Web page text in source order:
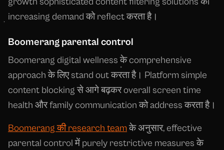
increasing demand को reflect करता है।
Boomerang parental control
Boomerang digital wellness के comprehensive
approach के लिए stand out करता है। Platform simple
content blocking से आगे बढ़कर overall screen time
health और family communication को address करता है।
Boomerang की research teamके अनुसार, effective
parental control में purely restrictive measures के